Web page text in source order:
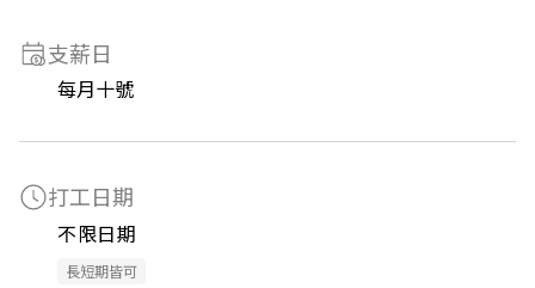
支薪日
每月十號
打工日期
不限日期
長短期皆可